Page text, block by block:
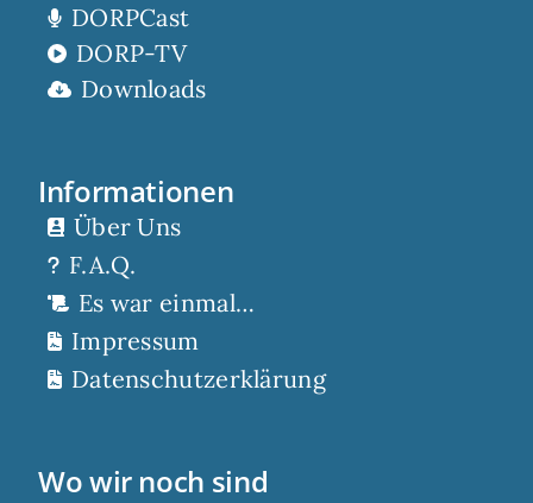
DORPCast
DORP-TV
Downloads
Informationen
Über Uns
F.A.Q.
Es war einmal…
Impressum
Datenschutzerklärung
Wo wir noch sind